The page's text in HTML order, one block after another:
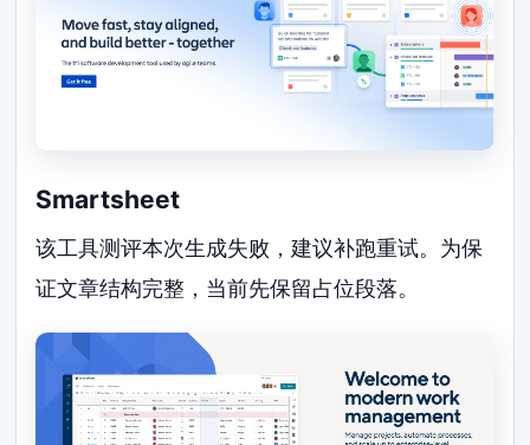
Smartsheet
该工具测评本次生成失败，建议补跑重试。为保
证文章结构完整，当前先保留占位段落。